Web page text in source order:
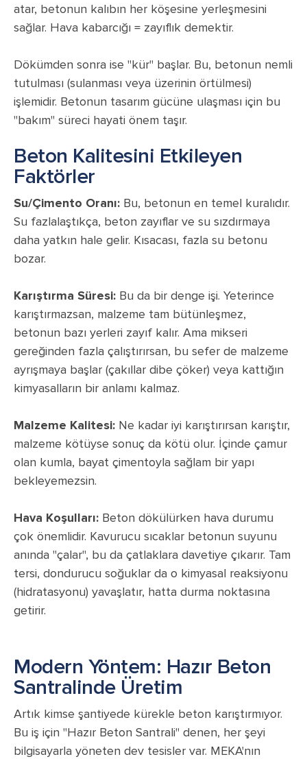
atar, betonun kalıbın her köşesine yerleşmesini
sağlar. Hava kabarcığı = zayıflık demektir.
Dökümden sonra ise "kür" başlar. Bu, betonun nemli
tutulması (sulanması veya üzerinin örtülmesi)
işlemidir. Betonun tasarım gücüne ulaşması için bu
"bakım" süreci hayati önem taşır.
Beton Kalitesini Etkileyen
Faktörler
Su/Çimento Oranı: Bu, betonun en temel kuralıdır.
Su fazlalaştıkça, beton zayıflar ve su sızdırmaya
daha yatkın hale gelir. Kısacası, fazla su betonu
bozar.
Karıştırma Süresi: Bu da bir denge işi. Yeterince
karıştırmazsan, malzeme tam bütünleşmez,
betonun bazı yerleri zayıf kalır. Ama mikseri
gereğinden fazla çalıştırırsan, bu sefer de malzeme
ayrışmaya başlar (çakıllar dibe çöker) veya kattığın
kimyasalların bir anlamı kalmaz.
Malzeme Kalitesi: Ne kadar iyi karıştırırsan karıştır,
malzeme kötüyse sonuç da kötü olur. İçinde çamur
olan kumla, bayat çimentoyla sağlam bir yapı
bekleyemezsin.
Hava Koşulları: Beton dökülürken hava durumu
çok önemlidir. Kavurucu sıcaklar betonun suyunu
anında "çalar", bu da çatlaklara davetiye çıkarır. Tam
tersi, dondurucu soğuklar da o kimyasal reaksiyonu
(hidratasyonu) yavaşlatır, hatta durma noktasına
getirir.
Modern Yöntem: Hazır Beton
Santralinde Üretim
Artık kimse şantiyede kürekle beton karıştırmıyor.
Bu iş için "Hazır Beton Santrali" denen, her şeyi
bilgisayarla yöneten dev tesisler var. MEKA'nın